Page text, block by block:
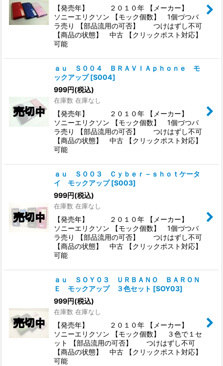
【発売年】 ２０１０年 【メーカー】
ソニーエリクソン 【モック個数】 1個づつバ
ラ売り 【部品流用の可否】 つけはずし不可
【商品の状態】 中古 【クリックポスト対応】
可能
ａｕ Ｓ００４ ＢＲＡＶＩＡｐｈｏｎｅ モ
ックアップ [S004]
999円(税込)
在庫数 在庫なし
【発売年】 ２０１０年 【メーカー】
ソニーエリクソン 【モック個数】 1個づつバ
ラ売り 【部品流用の可否】 つけはずし不可
【商品の状態】 中古 【クリックポスト対応】
可能
ａｕ Ｓ００３ Ｃｙｂｅｒ－ｓｈｏｔケータ
イ モックアップ [S003]
999円(税込)
在庫数 在庫なし
【発売年】 ２０１０年 【メーカー】
ソニーエリクソン 【モック個数】 1個づつバ
ラ売り 【部品流用の可否】 つけはずし不可
【商品の状態】 中古 【クリックポスト対応】
可能
ａｕ ＳＯＹ０３ ＵＲＢＡＮＯ ＢＡＲＯＮ
Ｅ モックアップ ３色セット [SOY03]
999円(税込)
在庫数 在庫なし
【発売年】 ２０１０年 【メーカー】
ソニーエリクソン 【モック個数】 ３色で１セ
ット 【部品流用の可否】 つけはずし不可
【商品の状態】 中古 【クリックポスト対応】
可能